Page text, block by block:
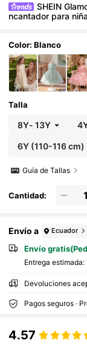
SHEIN
ncantador para
Color: Blanco
Talla
8Y- 13Y
6Y(110-116 cm)
Guía de Tallas
Cantidad:
Envío a Ecuador
Envío
Entrega estimada:
Devoluciones
Pagos seguros ·
4.57